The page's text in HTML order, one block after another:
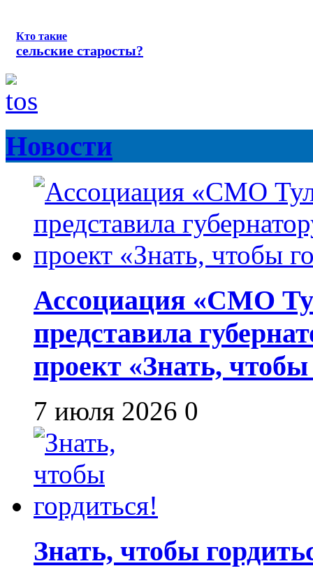
Кто такие
сельские старосты?
Новости
Ассоциация «СМО
представила
проект «Знать,
7 июля 2026 0
Знать, чтобы